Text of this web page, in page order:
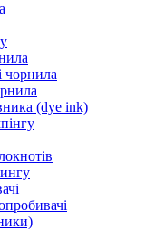
чорнила
(dye ink)